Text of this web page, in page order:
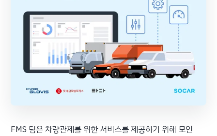
FMS 팀은 차량관제를 위한 서비스를 제공하기 위해 모인